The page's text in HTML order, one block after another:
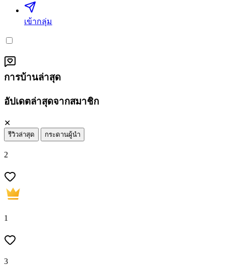
เข้ากลุ่ม
การบ้านล่าสุด
อัปเดตล่าสุดจากสมาชิก
✕
รีวิวล่าสุด กระดานผู้นำ
2
1
3